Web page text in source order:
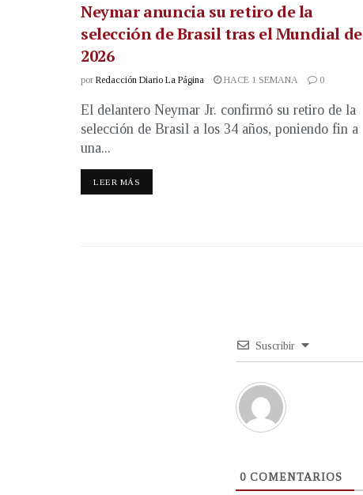
Neymar anuncia su retiro de la
selección de Brasil tras el Mundial de
2026
por Redacción Diario La Página HACE 1 SEMANA 0
El delantero Neymar Jr. confirmó su retiro de la
selección de Brasil a los 34 años, poniendo fin a
una...
LEER MÁS
Suscribir
0 COMENTARIOS